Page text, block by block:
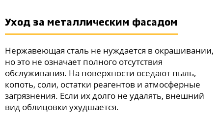
Уход за металлическим фасадом
Нержавеющая сталь не нуждается в окрашивании,
но это не означает полного отсутствия
обслуживания. На поверхности оседают пыль,
копоть, соли, остатки реагентов и атмосферные
загрязнения. Если их долго не удалять, внешний
вид облицовки ухудшается.